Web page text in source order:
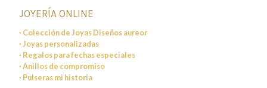
JOYERÍA ONLINE
· Colección de Joyas Diseños aureor
· Joyas personalizadas
· Regalos para fechas especiales
· Anillos de compromiso
· Pulseras mi historia